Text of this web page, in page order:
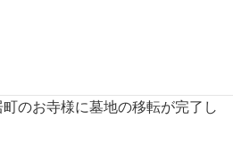
のお寺様に墓地の移転が完了し